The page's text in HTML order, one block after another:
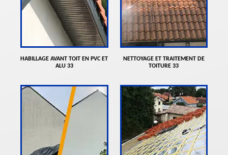
HABILLAGE AVANT TOIT EN PVC ET
ALU 33
NETTOYAGE ET TRAITEMENT DE
TOITURE 33